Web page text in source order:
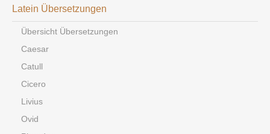
Latein Übersetzungen
Übersicht Übersetzungen
Caesar
Catull
Cicero
Livius
Ovid